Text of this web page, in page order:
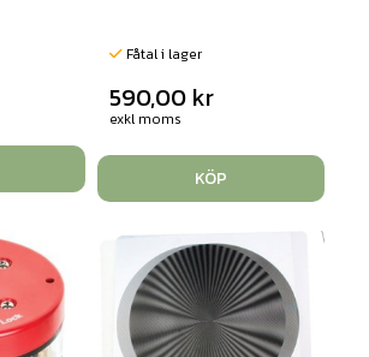
Fåtal i lager
590,00 kr
exkl moms
KÖP